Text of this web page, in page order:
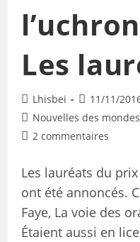
Les
Lhisbei
11/11/
Nouvelles des
2 commentaires
Les lauréats du
ont été annoncés.
Faye, La voie des
Étaient aussi en